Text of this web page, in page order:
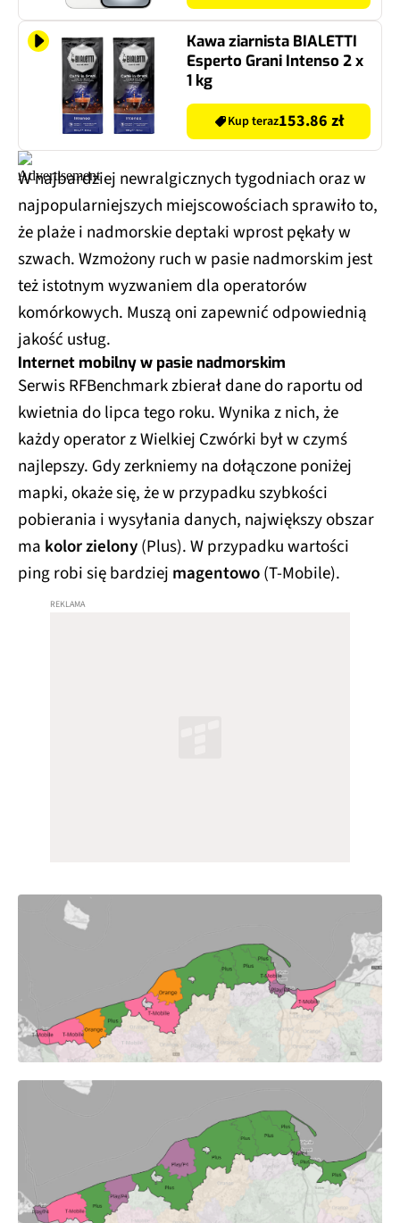
Kawa ziarnista BIALETTI
Esperto Grani Intenso 2 x
1 kg
Kup teraz153.86 zł
W najbardziej newralgicznych tygodniach oraz w
najpopularniejszych miejscowościach sprawiło to,
że plaże i nadmorskie deptaki wprost pękały w
szwach. Wzmożony ruch w pasie nadmorskim jest
też istotnym wyzwaniem dla operatorów
komórkowych. Muszą oni zapewnić odpowiednią
jakość usług.
Internet mobilny w pasie nadmorskim
Serwis RFBenchmark zbierał dane do raportu od
kwietnia do lipca tego roku. Wynika z nich, że
każdy operator z Wielkiej Czwórki był w czymś
najlepszy. Gdy zerkniemy na dołączone poniżej
mapki, okaże się, że w przypadku szybkości
pobierania i wysyłania danych, największy obszar
ma kolor zielony(Plus). W przypadku wartości
ping robi się bardziej magentowo(T-Mobile).